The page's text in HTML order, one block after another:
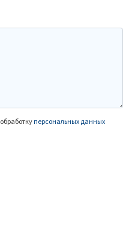
персональных данных